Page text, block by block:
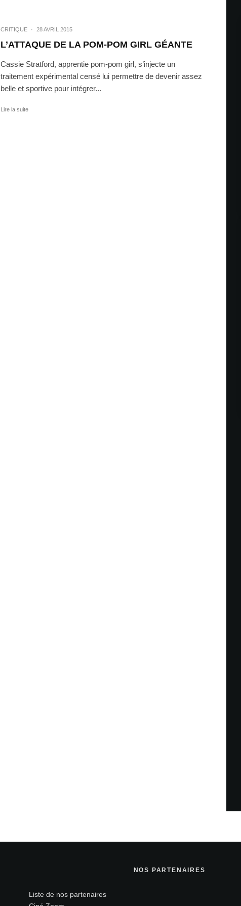
CRITIQUE · 28 AVRIL 2015
L’ATTAQUE DE LA POM-POM GIRL GÉANTE
Cassie Stratford, apprentie pom-pom girl, s’injecte un
traitement expérimental censé lui permettre de devenir assez
belle et sportive pour intégrer...
Lire la suite
NOS PARTENAIRES
Liste de nos partenaires